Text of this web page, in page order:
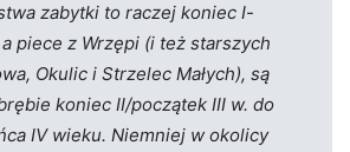
zabytki to raczej koniec I-
piece z Wrzępi (i też starszych
Okulic i Strzelec Małych), są
koniec II/początek III w. do
IV wieku. Niemniej w okolicy